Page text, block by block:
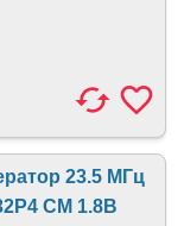
23.5 МГц
CM 1.8В